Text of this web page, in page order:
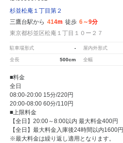
杉並松庵１丁目第２
三鷹台駅から 414m 徒歩 6～9分
東京都杉並区松庵１丁目１０ー２７
駐車場形式 - 屋内外形式
全長 500cm 全幅
■料金
全日
08:00-20:00 15分/220円
20:00-08:00 60分/110円
■上限料金
【全日】20:00～8:00以内 最大料金400円
【全日】最大料金入庫後24時間以内1600円
※最大料金は繰り返し適用となります。